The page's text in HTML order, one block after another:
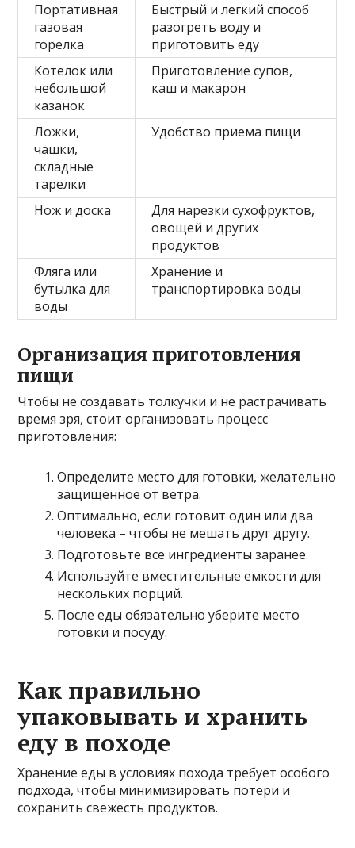
Портативная
газовая
горелка
Быстрый и легкий способ
разогреть воду и
приготовить еду
Котелок или
небольшой
казанок
Приготовление супов,
каш и макарон
Ложки,
чашки,
складные
тарелки
Удобство приема пищи
Нож и доска
Для нарезки сухофруктов,
овощей и других
продуктов
Фляга или
бутылка для
воды
Хранение и
транспортировка воды
Организация приготовления
пищи
Чтобы не создавать толкучки и не растрачивать
время зря, стоит организовать процесс
приготовления:
Определите место для готовки, желательно
защищенное от ветра.
Оптимально, если готовит один или два
человека – чтобы не мешать друг другу.
Подготовьте все ингредиенты заранее.
Используйте вместительные емкости для
нескольких порций.
После еды обязательно уберите место
готовки и посуду.
Как правильно
упаковывать и хранить
еду в походе
Хранение еды в условиях похода требует особого
подхода, чтобы минимизировать потери и
сохранить свежесть продуктов.